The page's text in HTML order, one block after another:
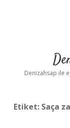
Denizahsap ile
Etiket: Saça